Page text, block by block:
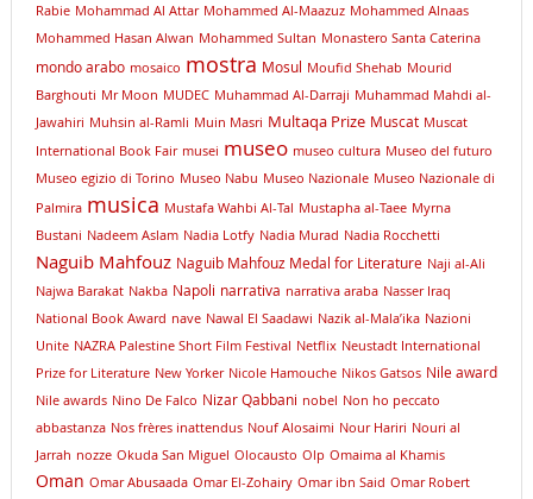
Rabie Mohammad Al Attar Mohammed Al-Maazuz Mohammed Alnaas
Mohammed Hasan Alwan Mohammed Sultan Monastero Santa Caterina
mondo arabo mosaico mostra Mosul Moufid Shehab Mourid
Barghouti Mr Moon MUDEC Muhammad Al-Darraji Muhammad Mahdi al-
Jawahiri Muhsin al-Ramli Muin Masri Multaqa Prize Muscat Muscat
International Book Fair musei museo museo cultura Museo del futuro
Museo egizio di Torino Museo Nabu Museo Nazionale Museo Nazionale di
Palmira musica Mustafa Wahbi Al-Tal Mustapha al-Taee Myrna
Bustani Nadeem Aslam Nadia Lotfy Nadia Murad Nadia Rocchetti
Naguib Mahfouz Naguib Mahfouz Medal for Literature Naji al-Ali
Najwa Barakat Nakba Napoli narrativa narrativa araba Nasser Iraq
National Book Award nave Nawal El Saadawi Nazik al-Mala’ika Nazioni
Unite NAZRA Palestine Short Film Festival Netflix Neustadt International
Prize for Literature New Yorker Nicole Hamouche Nikos Gatsos Nile award
Nile awards Nino De Falco Nizar Qabbani nobel Non ho peccato
abbastanza Nos frères inattendus Nouf Alosaimi Nour Hariri Nouri al
Jarrah nozze Okuda San Miguel Olocausto Olp Omaima al Khamis
Oman Omar Abusaada Omar El-Zohairy Omar ibn Said Omar Robert